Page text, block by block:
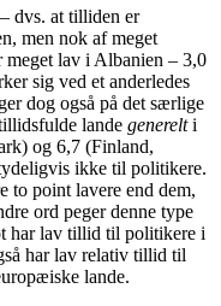
dvs. at tilliden er
men nok af meget
lav i Albanien – 3,0
sig ved et anderledes
dog også på det særlige
lande generelti
og 6,7 (Finland,
ikke til politikere.
to point lavere end dem,
ord peger denne type
har lav tillid til politikere i
har lav relativ tillid til
lande.